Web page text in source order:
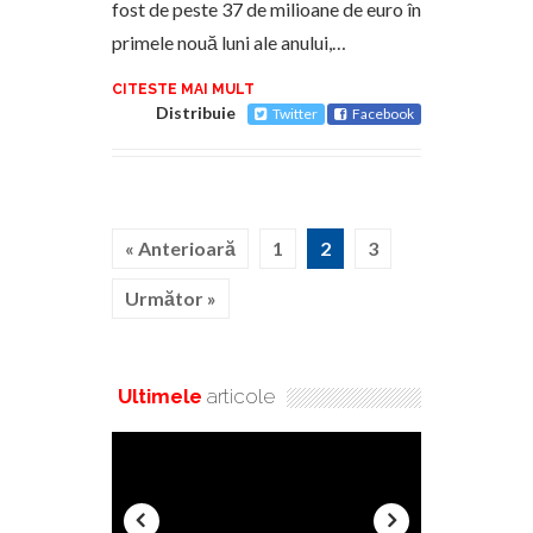
fost de peste 37 de milioane de euro în
primele nouă luni ale anului,…
CITESTE MAI MULT
Distribuie Twitter Facebook
« Anterioară 1 2 3
Următor »
Ultimele articole